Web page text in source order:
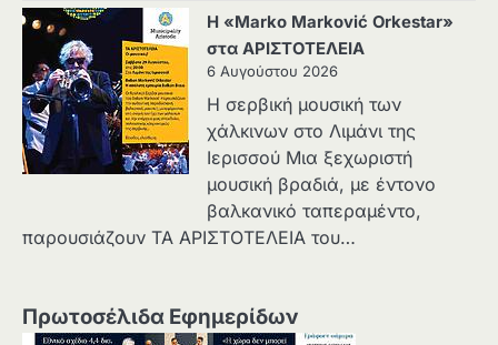
Η «Marko Marković Orkestar»
στα ΑΡΙΣΤΟΤΕΛΕΙΑ
6 Αυγούστου 2026
Η σερβική μουσική των
χάλκινων στο Λιμάνι της
Ιερισσού Μια ξεχωριστή
μουσική βραδιά, με έντονο
βαλκανικό ταπεραμέντο,
παρουσιάζουν ΤΑ ΑΡΙΣΤΟΤΕΛΕΙΑ του…
Πρωτοσέλιδα Εφημερίδων